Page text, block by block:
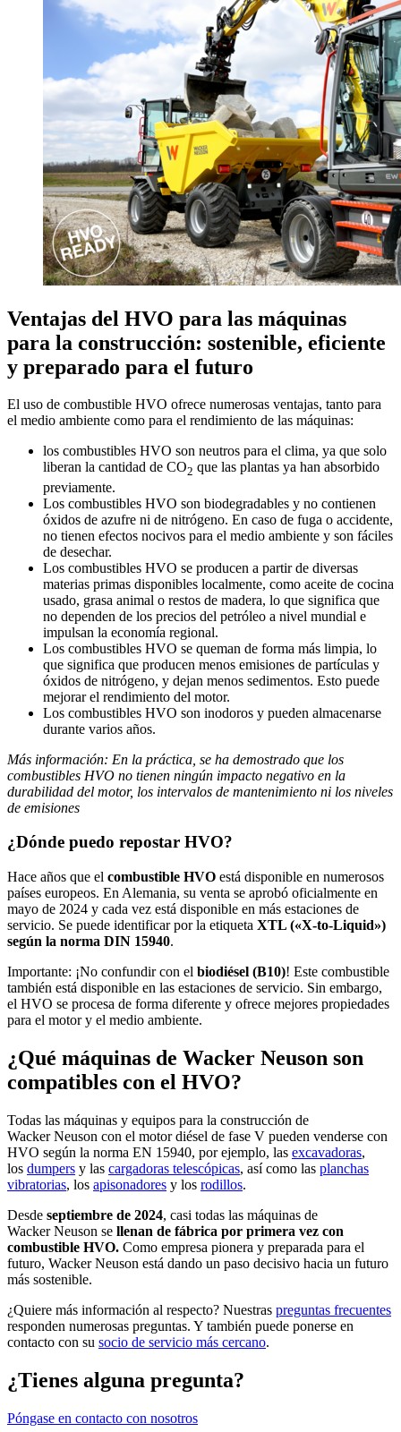
Ventajas del HVO para las máquinas
para la construcción: sostenible, eficiente
y preparado para el futuro
El uso de combustible HVO ofrece numerosas ventajas, tanto para
el medio ambiente como para el rendimiento de las máquinas:
los combustibles HVO son neutros para el clima, ya que solo
liberan la cantidad de CO2 que las plantas ya han absorbido
previamente.
Los combustibles HVO son biodegradables y no contienen
óxidos de azufre ni de nitrógeno. En caso de fuga o accidente,
no tienen efectos nocivos para el medio ambiente y son fáciles
de desechar.
Los combustibles HVO se producen a partir de diversas
materias primas disponibles localmente, como aceite de cocina
usado, grasa animal o restos de madera, lo que significa que
no dependen de los precios del petróleo a nivel mundial e
impulsan la economía regional.
Los combustibles HVO se queman de forma más limpia, lo
que significa que producen menos emisiones de partículas y
óxidos de nitrógeno, y dejan menos sedimentos. Esto puede
mejorar el rendimiento del motor.
Los combustibles HVO son inodoros y pueden almacenarse
durante varios años.
Más información: En la práctica, se ha demostrado que los
combustibles HVO no tienen ningún impacto negativo en la
durabilidad del motor, los intervalos de mantenimiento ni los niveles
de emisiones
¿Dónde puedo repostar HVO?
Hace años que el combustible HVO está disponible en numerosos
países europeos. En Alemania, su venta se aprobó oficialmente en
mayo de 2024 y cada vez está disponible en más estaciones de
servicio. Se puede identificar por la etiqueta XTL («X-to-Liquid»)
según la norma DIN 15940.
Importante: ¡No confundir con el biodiésel (B10)! Este combustible
también está disponible en las estaciones de servicio. Sin embargo,
el HVO se procesa de forma diferente y ofrece mejores propiedades
para el motor y el medio ambiente.
¿Qué máquinas de Wacker Neuson son
compatibles con el HVO?
Todas las máquinas y equipos para la construcción de
Wacker Neuson con el motor diésel de fase V pueden venderse con
HVO según la norma EN 15940, por ejemplo, las excavadoras,
los dumpers y las cargadoras telescópicas, así como las planchas
vibratorias, los apisonadores y los rodillos.
Desde septiembre de 2024, casi todas las máquinas de
Wacker Neuson se llenan de fábrica por primera vez con
combustible HVO. Como empresa pionera y preparada para el
futuro, Wacker Neuson está dando un paso decisivo hacia un futuro
más sostenible.
¿Quiere más información al respecto? Nuestras preguntas frecuentes
responden numerosas preguntas. Y también puede ponerse en
contacto con su socio de servicio más cercano.
¿Tienes alguna pregunta?
Póngase en contacto con nosotros